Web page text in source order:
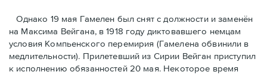
Однако 19 мая Гамелен был снят с должности и заменён
на Максима Вейгана, в 1918 году диктовавшего немцам
условия Компьенского перемирия (Гамелена обвинили в
медлительности). Прилетевший из Сирии Вейган приступил
к исполнению обязанностей 20 мая. Hекоторое время